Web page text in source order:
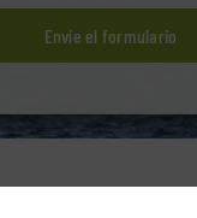
Envíe el formulario